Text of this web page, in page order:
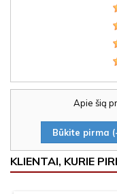
Apie šią
Būkite pirma
KLIENTAI, KURIE